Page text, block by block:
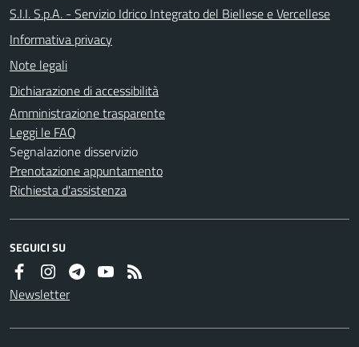
S.I.I. S.p.A. - Servizio Idrico Integrato del Biellese e Vercellese
Informativa privacy
Note legali
Dichiarazione di accessibilità
Amministrazione trasparente
Leggi le FAQ
Segnalazione disservizio
Prenotazione appuntamento
Richiesta d'assistenza
SEGUICI SU
Newsletter